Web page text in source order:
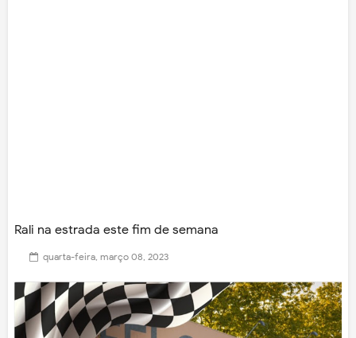
Rali na estrada este fim de semana
quarta-feira, março 08, 2023